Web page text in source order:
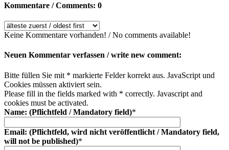
Kommentare / Comments: 0
Keine Kommentare vorhanden! / No comments available!
Neuen Kommentar verfassen / write new comment:
Bitte füllen Sie mit * markierte Felder korrekt aus. JavaScript und
Cookies müssen aktiviert sein.
Please fill in the fields marked with * correctly. Javascript and
cookies must be activated.
Name: (Pflichtfeld / Mandatory field)*
Email: (Pflichtfeld, wird nicht veröffentlicht / Mandatory field,
will not be published)*